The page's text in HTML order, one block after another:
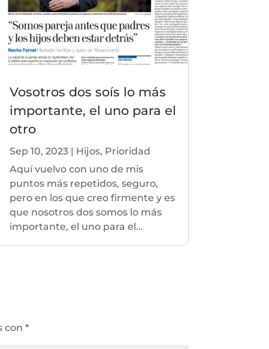
Vosotros dos soís lo más
importante, el uno para el
otro
Sep 10, 2023| Hijos, Prioridad
Aquí vuelvo con uno de mis
puntos más repetidos, seguro,
pero en los que creo firmente y es
que nosotros dos somos lo más
importante, el uno para el...
con*